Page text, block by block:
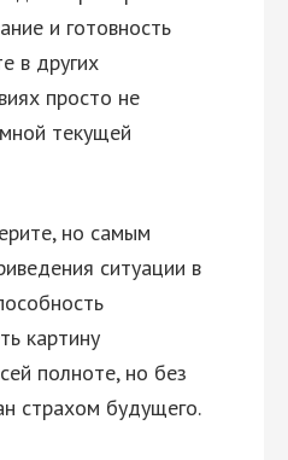
и готовность
в других
просто не
текущей
но самым
ситуации в
картину
полноте, но без
страхом будущего.